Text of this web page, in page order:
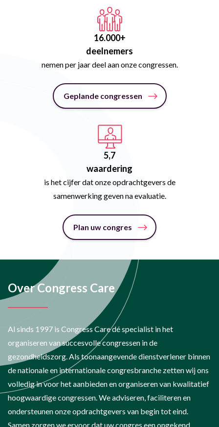
20.000+
deelnemers
nemen per jaar deel aan onze congressen.
Geplande congressen
6,7
waardering
is het cijfer dat onze opdrachtgevers de
samenwerking geven na evaluatie.
Plan uw congres
Over Congress Care
Al sinds 1997 is Congress Care dé specialist in het
organiseren van succesvolle congressen in de
gezondheidszorg. Als toonaangevende dienstverlener binnen
de nationale en internationale congresbranche zetten wij ons
volledig in voor het aanbieden en organiseren van kwalitatief
hoogwaardige congressen. We adviseren, faciliteren en
ondersteunen onze opdrachtgevers van begin tot eind.
Samen zorgen we ervoor dat uw congres een ongekend